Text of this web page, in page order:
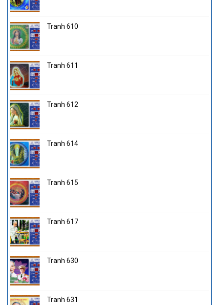
Tranh 610
Tranh 611
Tranh 612
Tranh 614
Tranh 615
Tranh 617
Tranh 630
Tranh 631